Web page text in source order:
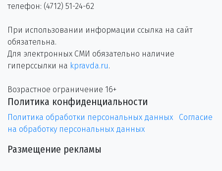
телефон: (4712) 51-24-62
При использовании информации ссылка на сайт
обязательна.
Для электронных СМИ обязательно наличие
гиперссылки на kpravda.ru.
Возрастное ограничение 16+
Политика конфиденциальности
Политика обработки персональных данных
Согласие
на обработку персональных данных
Размещение рекламы